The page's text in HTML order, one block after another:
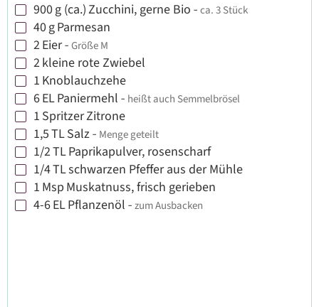
▢
900g (ca.)Zucchini, gerne Bio - ca. 3 Stück
▢
40gParmesan
▢
2Eier- Größe M
▢
2kleine rote Zwiebel
▢
1 Knoblauchzehe
▢
6ELPaniermehl - heißt auch Semmelbrösel
▢
1 SpritzerZitrone
▢
1,5TLSalz - Menge geteilt
▢
1/2TLPaprikapulver, rosenscharf
▢
1/4TLschwarzen Pfeffer aus der Mühle
▢
1 Msp Muskatnuss, frisch gerieben
▢
4-6ELPflanzenöl - zum Ausbacken